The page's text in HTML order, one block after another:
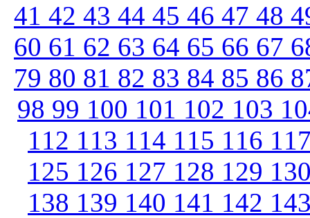
41 42 43 44 45 46 47 48
60 61 62 63 64 65 66 67
79 80 81 82 83 84 85 86
98 99 100 101 102 103
112 113 114 115 116
125 126 127 128 129
138 139 140 141 142